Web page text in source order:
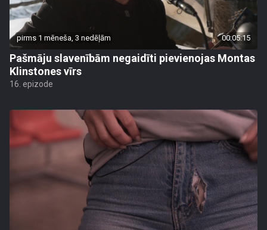
pirms 1 mēneša, 3 nedēļām 00:05:15
Pašmāju slavenībām negaidīti pievienojas Montas
Klinstones vīrs
16. epizode